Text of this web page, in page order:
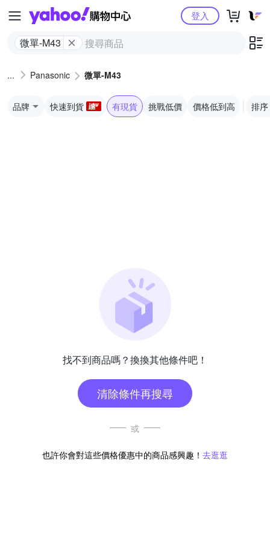
Yahoo購物中心
微單-M43
登入
Panasonic 微單-M43
品牌 快速到貨 有現貨 挑戰低價 價格低到高 排序
找不到商品嗎？換換其他條件吧！
清除條件再搜尋
或
也許你會對這些價格優惠中的商品感興趣！ 去逛逛